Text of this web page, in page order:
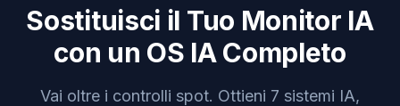
Sostituisci il Tuo Monitor IA
con un OS IA Completo
Vai oltre i controlli spot. Ottieni 7 sistemi IA,